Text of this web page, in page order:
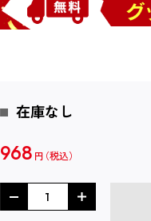
在庫なし
968 円